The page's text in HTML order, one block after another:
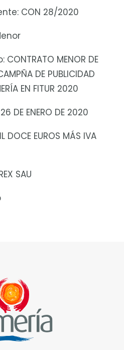
CON 28/2020
MENOR DE
DE PUBLICIDAD
EN FITUR 2020
DE ENERO DE 2020
DOCE EUROS MÁS IVA
SAU